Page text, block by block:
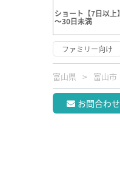
ショート【7日以上】
～30日未満
ファミリー向け
富山県 富山市
お問合わせ